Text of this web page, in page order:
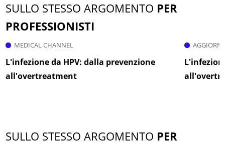
SULLO STESSO ARGOMENTO PER
PROFESSIONISTI
MEDICAL CHANNEL
L'infezione da HPV: dalla prevenzione
all'overtreatment
SULLO STESSO ARGOMENTO PER